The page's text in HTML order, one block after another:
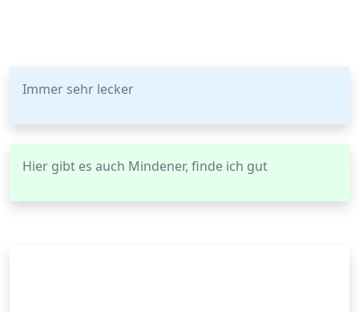
Immer sehr lecker
Hier gibt es auch Mindener, finde ich gut